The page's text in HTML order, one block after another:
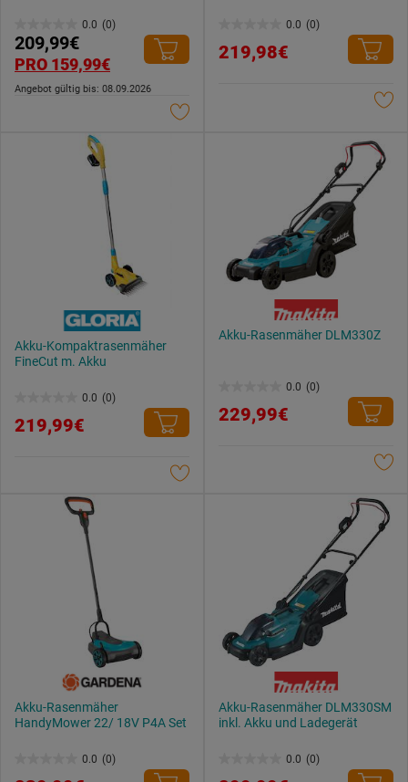
0.0 (0)
0.0
von
209,99€
PRO 159,99€
Angebot gültig bis: 08.09.2026
0.0 (0)
von
219,98€
Akku-Kompaktrasenmäher
FineCut m. Akku
0.0 (0)
von
219,99€
Akku-Rasenmäher DLM330Z
0.0 (0)
von
229,99€
Akku-Rasenmäher
HandyMower 22/ 18V P4A Set
0.0 (0)
Akku-Rasenmäher DLM330SM
inkl. Akku und Ladegerät
0.0 (0)